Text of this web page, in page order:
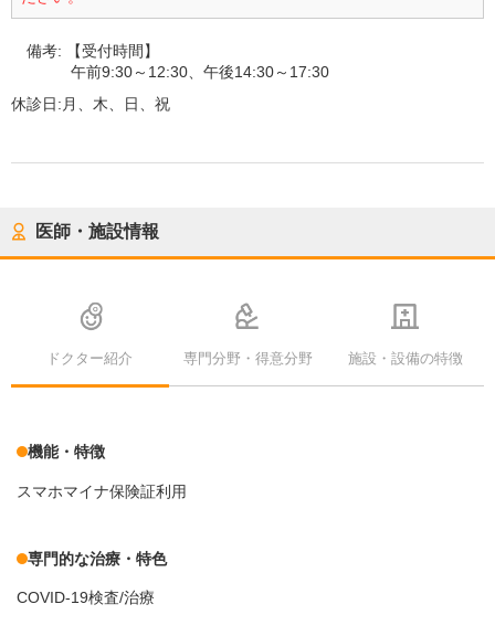
備考:
【受付時間】
午前9:30～12:30、午後14:30～17:30
休診日: 月、木、日、祝
医師・施設情報
ドクター紹介 専門分野・得意分野 施設・設備の特徴
機能・特徴
スマホマイナ保険証利用
専門的な治療・特色
COVID-19検査/治療